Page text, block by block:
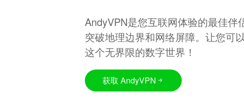
AndyVPN是您互联网体验的最佳伴
突破地理边界和网络屏障。让您可
这个无界限的数字世界！
获取 AndyVPN